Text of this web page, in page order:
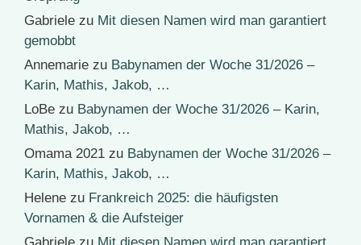
Gabriele zu Mit diesen Namen wird man garantiert
gemobbt
Annemarie zu Babynamen der Woche 31/2026 –
Karin, Mathis, Jakob, …
LoBe zu Babynamen der Woche 31/2026 – Karin,
Mathis, Jakob, …
Omama 2021 zu Babynamen der Woche 31/2026 –
Karin, Mathis, Jakob, …
Helene zu Frankreich 2025: die häufigsten
Vornamen & die Aufsteiger